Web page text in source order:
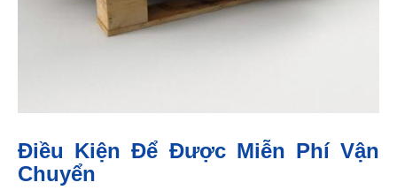
Điều Kiện Để Được Miễn Phí Vận
Chuyển